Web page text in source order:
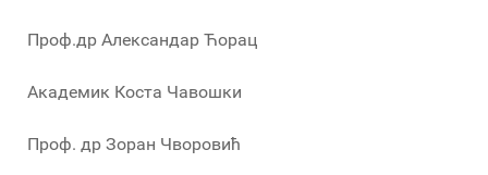
Проф.др Александар Ћорац
Академик Коста Чавошки
Проф. др Зоран Чворовић